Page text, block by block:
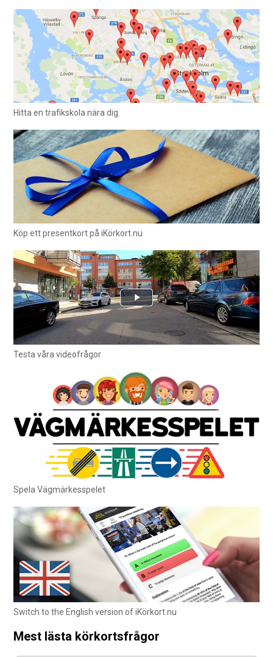
Hitta en trafikskola nära dig
Köp ett presentkort på iKörkort.nu
Testa våra videofrågor
Spela Vägmärkesspelet
Switch to the English version of iKörkort.nu
Mest lästa körkortsfrågor